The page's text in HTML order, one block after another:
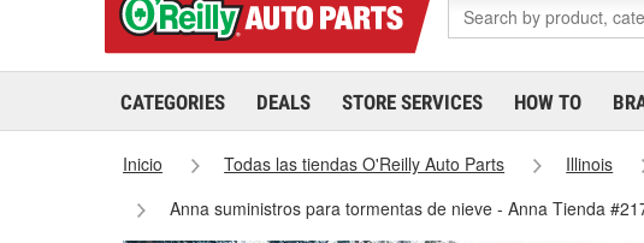
CATEGORIES DEALS STORE SERVICES HOW TO
Inicio Todas las tiendas O'Reilly Auto Parts Illinois
Anna suministros para tormentas de nieve - Anna Tienda